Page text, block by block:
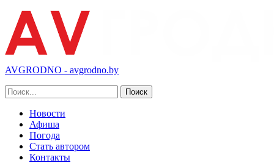
AVGRODNO - avgrodno.by
Новости
Афиша
Погода
Стать автором
Контакты